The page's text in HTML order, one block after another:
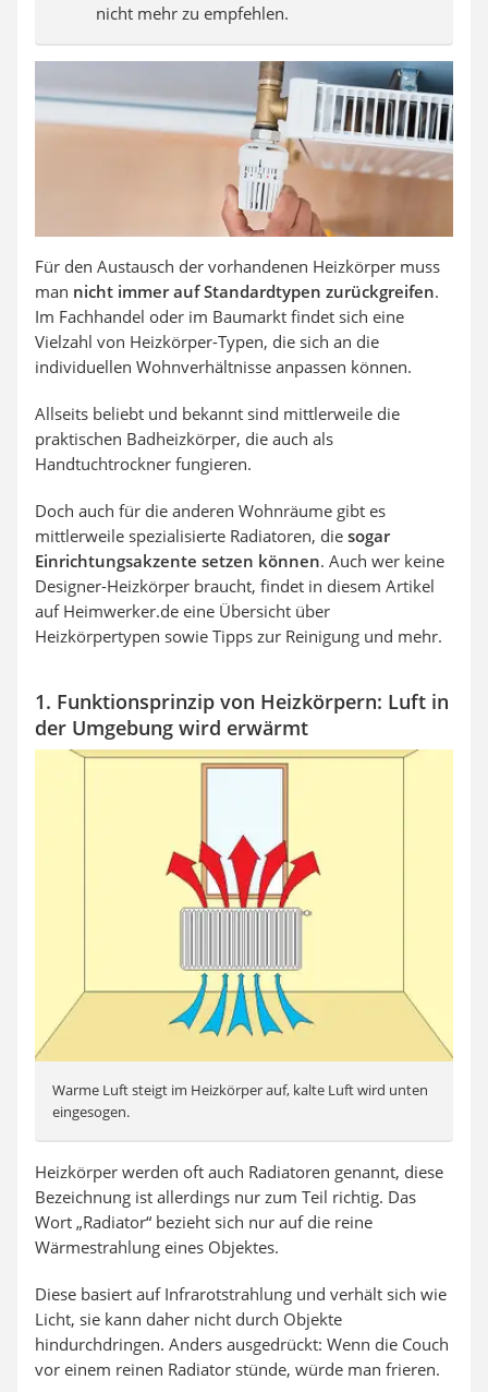
nicht mehr zu empfehlen.
Für den Austausch der vorhandenen Heizkörper muss
man nicht immer auf Standardtypen zurückgreifen.
Im Fachhandel oder im Baumarkt findet sich eine
Vielzahl von Heizkörper-Typen, die sich an die
individuellen Wohnverhältnisse anpassen können.
Allseits beliebt und bekannt sind mittlerweile die
praktischen Badheizkörper, die auch als
Handtuchtrockner fungieren.
Doch auch für die anderen Wohnräume gibt es
mittlerweile spezialisierte Radiatoren, die sogar
Einrichtungsakzente setzen können. Auch wer keine
Designer-Heizkörper braucht, findet in diesem Artikel
auf Heimwerker.de eine Übersicht über
Heizkörpertypen sowie Tipps zur Reinigung und mehr.
1. Funktionsprinzip von Heizkörpern: Luft in
der Umgebung wird erwärmt
Warme Luft steigt im Heizkörper auf, kalte Luft wird unten
eingesogen.
Heizkörper werden oft auch Radiatoren genannt, diese
Bezeichnung ist allerdings nur zum Teil richtig. Das
Wort „Radiator“ bezieht sich nur auf die reine
Wärmestrahlung eines Objektes.
Diese basiert auf Infrarotstrahlung und verhält sich wie
Licht, sie kann daher nicht durch Objekte
hindurchdringen. Anders ausgedrückt: Wenn die Couch
vor einem reinen Radiator stünde, würde man frieren.